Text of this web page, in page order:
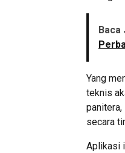
Baca
Yang
teknis
secara
Aplikasi